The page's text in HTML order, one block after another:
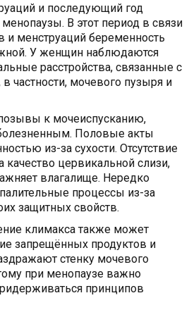
и последующий год
В этот период в связи
и менструаций беременность
У женщин наблюдаются
расстройства, связанные с
частности, мочевого пузыря и
к мочеиспусканию,
Половые акты
из-за сухости. Отсутствие
качество цервикальной слизи,
влагалище. Нередко
процессы из-за
защитных свойств.
климакса также может
запрещённых продуктов и
стенку мочевого
при менопаузе важно
принципов